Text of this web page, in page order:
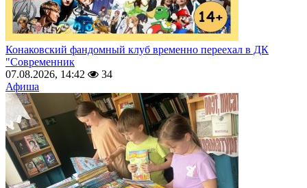
Конаковский фандомный клуб временно переехал в ДК
"Современник
07.08.2026, 14:42
34
Афиша